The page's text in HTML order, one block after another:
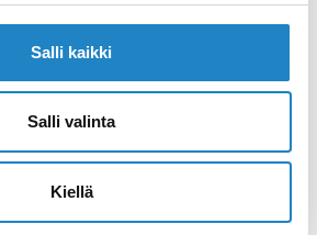
Salli kaikki
Salli valinta
Kiellä
>>
>>